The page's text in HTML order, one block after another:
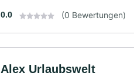
0.0 (0 Bewertungen)
Alex Urlaubswelt